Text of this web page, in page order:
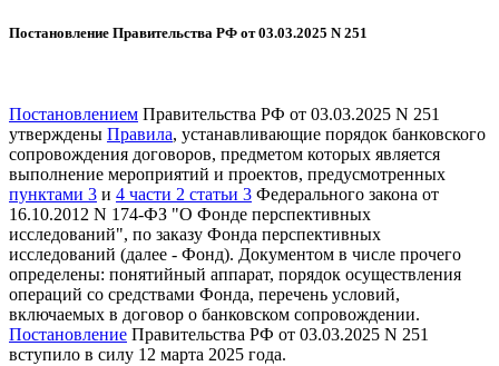
Постановление Правительства РФ от 03.03.2025 N 251
Постановлением Правительства РФ от 03.03.2025 N 251
утверждены Правила, устанавливающие порядок банковского
сопровождения договоров, предметом которых является
выполнение мероприятий и проектов, предусмотренных
пунктами 3 и 4 части 2 статьи 3 Федерального закона от
16.10.2012 N 174-ФЗ "О Фонде перспективных
исследований", по заказу Фонда перспективных
исследований (далее - Фонд). Документом в числе прочего
определены: понятийный аппарат, порядок осуществления
операций со средствами Фонда, перечень условий,
включаемых в договор о банковском сопровождении.
Постановление Правительства РФ от 03.03.2025 N 251
вступило в силу 12 марта 2025 года.